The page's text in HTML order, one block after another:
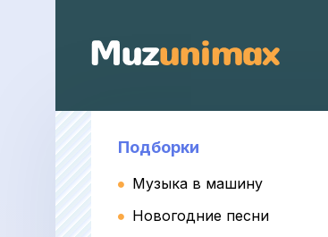
Подборки
Музыка в машину
Новогодние песни